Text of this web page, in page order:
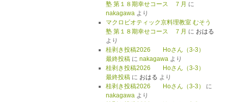
塾 第１８期幸せコース ７月 に
nakagawaより
マクロビオティック京料理教室 むそう
塾 第１８期幸せコース ７月 に おはる
より
桂剥き投稿2026 Hoさん（3-3）
最終投稿に nakagawaより
桂剥き投稿2026 Hoさん（3-3）
最終投稿に おはる より
桂剥き投稿2026 Hoさん（3-3）
に
nakagawaより